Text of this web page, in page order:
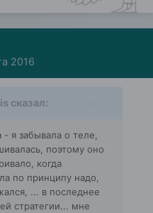
2016
сказал:
я забывала о теле,
поэтому оно
когда
по принципу надо,
... в последнее
стратегии... мне